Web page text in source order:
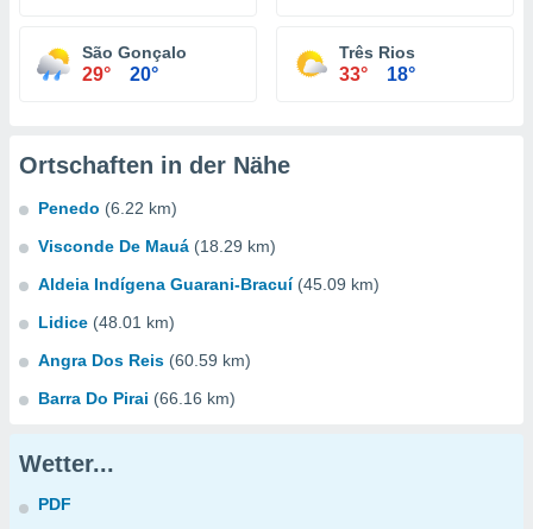
São Gonçalo
29° 20°
Três Rios
33° 18°
Ortschaften in der Nähe
Penedo (6.22 km)
Visconde De Mauá (18.29 km)
Aldeia Indígena Guarani-Bracuí (45.09 km)
Lidice (48.01 km)
Angra Dos Reis (60.59 km)
Barra Do Pirai (66.16 km)
Wetter...
PDF